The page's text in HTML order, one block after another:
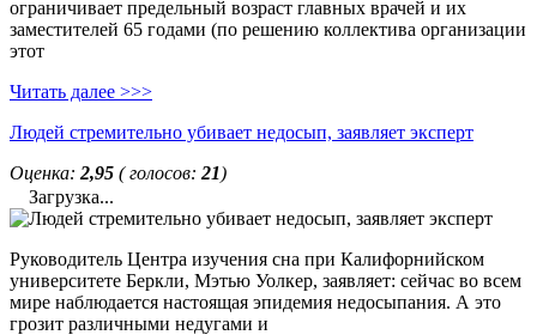
ограничивает предельный возраст главных врачей и их
заместителей 65 годами (по решению коллектива организации
этот
Читать далее >>>
Людей стремительно убивает недосып, заявляет эксперт
Оценка: 2,95 ( голосов: 21)
Загрузка...
Руководитель Центра изучения сна при Калифорнийском
университете Беркли, Мэтью Уолкер, заявляет: сейчас во всем
мире наблюдается настоящая эпидемия недосыпания. А это
грозит различными недугами и